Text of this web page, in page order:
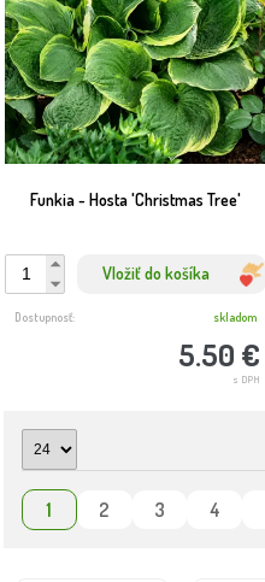
Funkia - Hosta 'Christmas Tree'
Vložiť do košíka
5.50 €
s DPH
Dostupnosť: skladom
1 2 3 4